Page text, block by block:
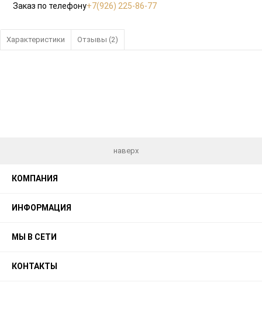
Заказ по телефону+7(926) 225-86-77
Характеристики Отзывы (2)
наверх
КОМПАНИЯ
ИНФОРМАЦИЯ
МЫ В СЕТИ
КОНТАКТЫ